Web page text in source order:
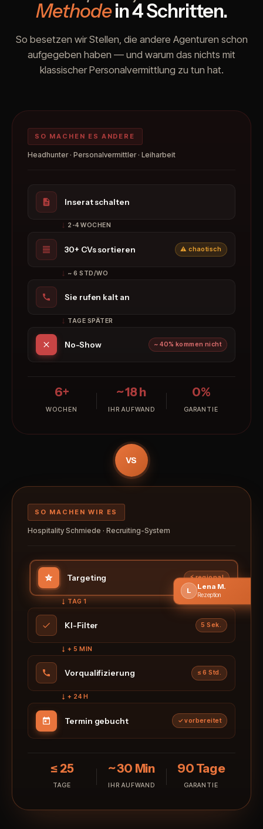
Methodein 4 Schritten.
So besetzen wir Stellen, die andere Agenturen schon
aufgegeben haben — und warum das nichts mit
klassischer Personalvermittlung zu tun hat.
SO MACHEN ES ANDERE
Headhunter · Personalvermittler · Leiharbeit
Inserat schalten
2-4 WOCHEN
30+ CVs sortieren ⚠ chaotisch
~ 6 STD/WO
Sie rufen kalt an
TAGE SPÄTER
No-Show ~ 40% kommen nicht
6+
WOCHEN
~ 18 h
IHR AUFWAND
0%
GARANTIE
VS
SO MACHEN WIR ES
Hospitality Schmiede · Recruiting-System
Targeting ⚡ regional
TAG 1
KI-Filter 5 Sek.
+ 5 MIN
Vorqualifizierung ≤ 6 Std.
+ 24 H
Termin gebucht ✓ vorbereitet
Lena M.
Rezeption
≤ 25
TAGE
~ 30 Min
IHR AUFWAND
90 Tage
GARANTIE